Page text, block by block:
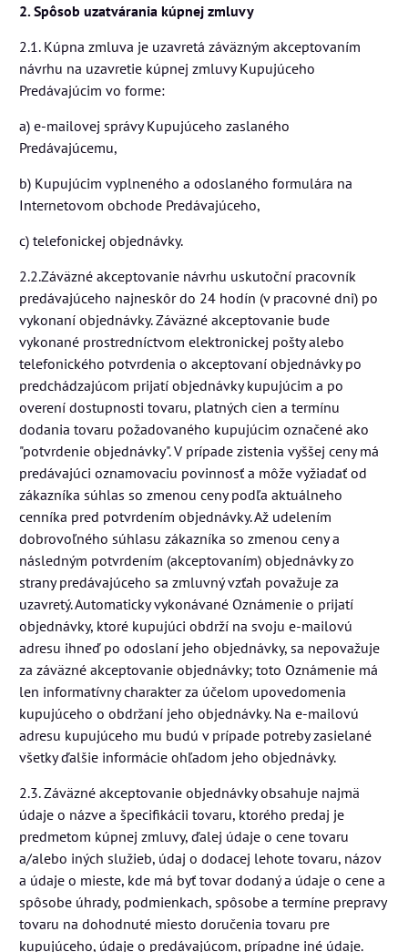
2. Spôsob uzatvárania kúpnej zmluvy
2.1. Kúpna zmluva je uzavretá záväzným akceptovaním
návrhu na uzavretie kúpnej zmluvy Kupujúceho
Predávajúcim vo forme:
a) e-mailovej správy Kupujúceho zaslaného
Predávajúcemu,
b) Kupujúcim vyplneného a odoslaného formulára na
Internetovom obchode Predávajúceho,
c) telefonickej objednávky.
2.2.Záväzné akceptovanie návrhu uskutoční pracovník
predávajúceho najneskôr do 24 hodín (v pracovné dni) po
vykonaní objednávky. Záväzné akceptovanie bude
vykonané prostredníctvom elektronickej pošty alebo
telefonického potvrdenia o akceptovaní objednávky po
predchádzajúcom prijatí objednávky kupujúcim a po
overení dostupnosti tovaru, platných cien a termínu
dodania tovaru požadovaného kupujúcim označené ako
"potvrdenie objednávky". V prípade zistenia vyššej ceny má
predávajúci oznamovaciu povinnosť a môže vyžiadať od
zákazníka súhlas so zmenou ceny podľa aktuálneho
cenníka pred potvrdením objednávky. Až udelením
dobrovoľného súhlasu zákazníka so zmenou ceny a
následným potvrdením (akceptovaním) objednávky zo
strany predávajúceho sa zmluvný vzťah považuje za
uzavretý. Automaticky vykonávané Oznámenie o prijatí
objednávky, ktoré kupujúci obdrží na svoju e-mailovú
adresu ihneď po odoslaní jeho objednávky, sa nepovažuje
za záväzné akceptovanie objednávky; toto Oznámenie má
len informatívny charakter za účelom upovedomenia
kupujúceho o obdržaní jeho objednávky. Na e-mailovú
adresu kupujúceho mu budú v prípade potreby zasielané
všetky ďalšie informácie ohľadom jeho objednávky.
2.3. Záväzné akceptovanie objednávky obsahuje najmä
údaje o názve a špecifikácii tovaru, ktorého predaj je
predmetom kúpnej zmluvy, ďalej údaje o cene tovaru
a/alebo iných služieb, údaj o dodacej lehote tovaru, názov
a údaje o mieste, kde má byť tovar dodaný a údaje o cene a
spôsobe úhrady, podmienkach, spôsobe a termíne prepravy
tovaru na dohodnuté miesto doručenia tovaru pre
kupujúceho, údaje o predávajúcom, prípadne iné údaje.